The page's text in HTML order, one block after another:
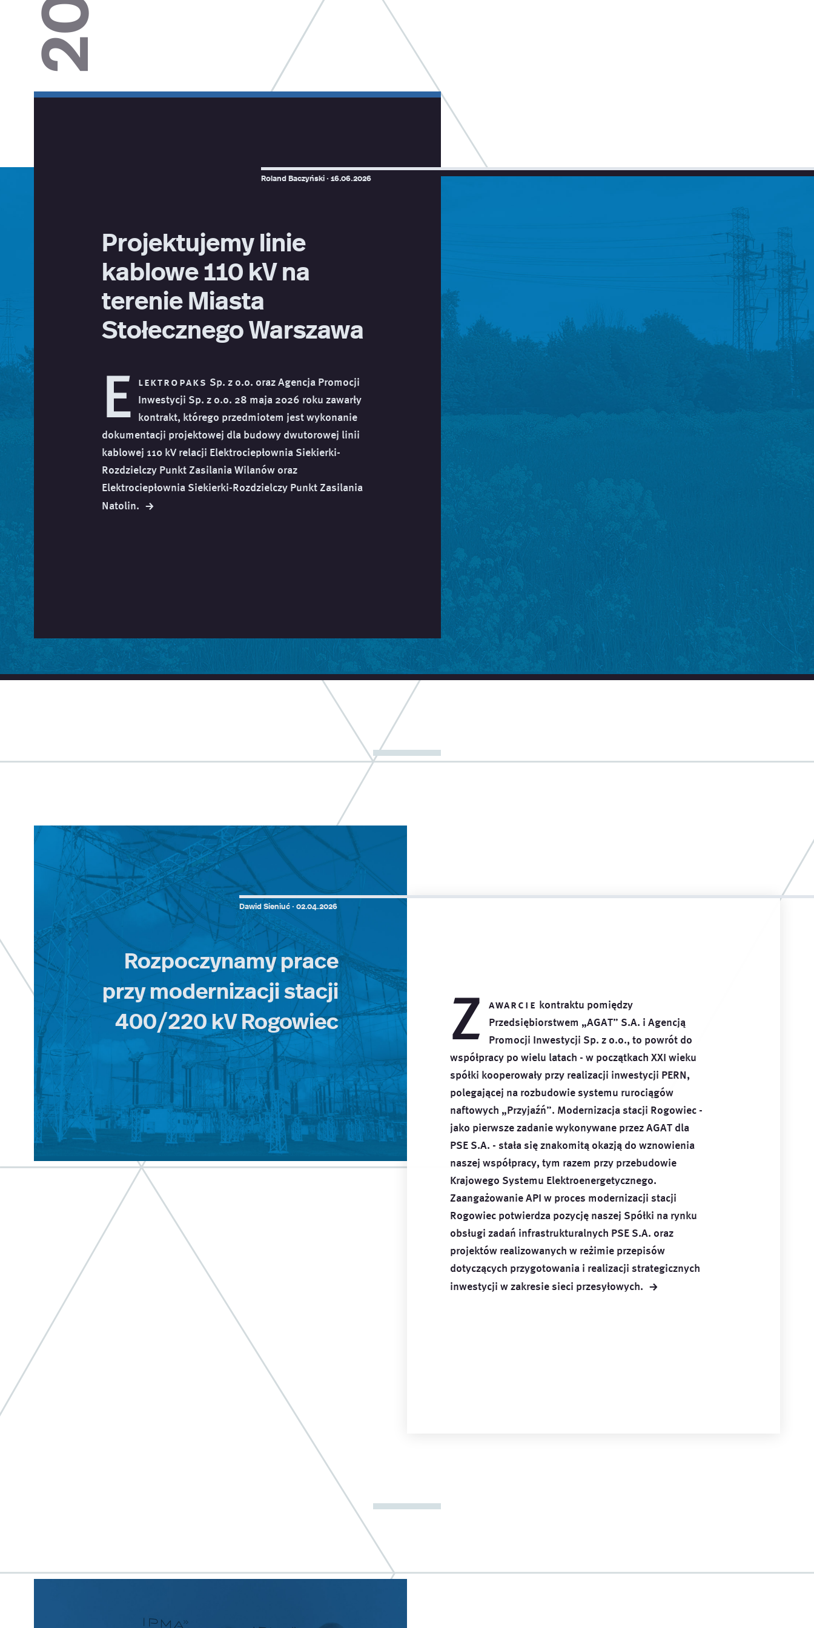
Roland Baczyński · 16.06.2026
Projektujemy linie
kablowe 110 kV na
terenie Miasta
Stołecznego Warszawa
E lektropaks Sp. z o.o. oraz Agencja Promocji
Inwestycji Sp. z o.o. 28 maja 2026 roku zawarły
kontrakt, którego przedmiotem jest wykonanie
dokumentacji projektowej dla budowy dwutorowej linii
kablowej 110 kV relacji Elektrociepłownia Siekierki-
Rozdzielczy Punkt Zasilania Wilanów oraz
Elektrociepłownia Siekierki-Rozdzielczy Punkt Zasilania
Natolin. →
Dawid Sieniuć · 02.04.2026
Rozpoczynamy prace
przy modernizacji stacji
400/220 kV Rogowiec
Z awarcie kontraktu pomiędzy
Przedsiębiorstwem „AGAT” S.A. i Agencją
Promocji Inwestycji Sp. z o.o., to powrót do
współpracy po wielu latach - w początkach XXI wieku
spółki kooperowały przy realizacji inwestycji PERN,
polegającej na rozbudowie systemu rurociągów
naftowych „Przyjaźń”. Modernizacja stacji Rogowiec -
jako pierwsze zadanie wykonywane przez AGAT dla
PSE S.A. - stała się znakomitą okazją do wznowienia
naszej współpracy, tym razem przy przebudowie
Krajowego Systemu Elektroenergetycznego.
Zaangażowanie API w proces modernizacji stacji
Rogowiec potwierdza pozycję naszej Spółki na rynku
obsługi zadań infrastrukturalnych PSE S.A. oraz
projektów realizowanych w reżimie przepisów
dotyczących przygotowania i realizacji strategicznych
inwestycji w zakresie sieci przesyłowych. →